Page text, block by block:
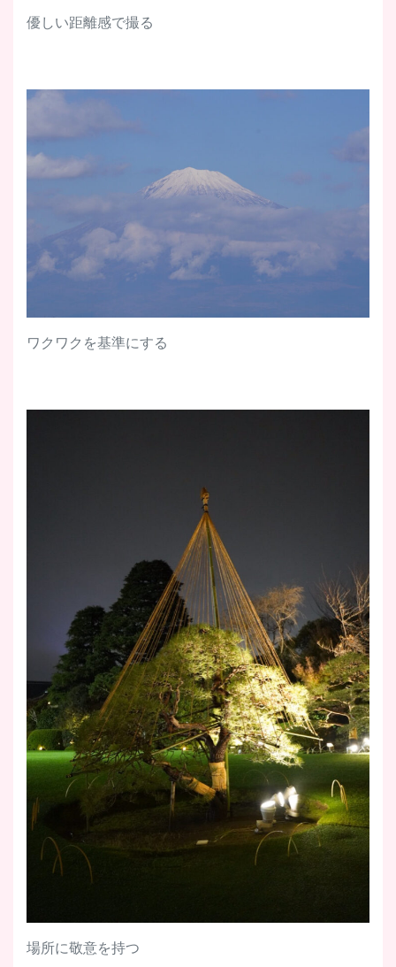
優しい距離感で撮る
ワクワクを基準にする
場所に敬意を持つ